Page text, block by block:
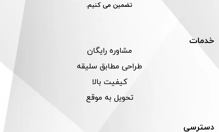
تضمین می کنیم.
خدمات
مشاوره رایگان
طراحی مطابق سلیقه
کیفیت بالا
تحویل به موقع
دسترسی